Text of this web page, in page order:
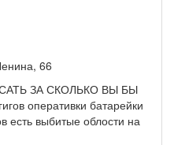
66
ЗА СКОЛЬКО ВЫ БЫ
оперативки батарейки
есть выбитые облости на